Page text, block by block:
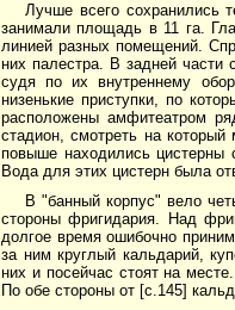
Лучше всего сохранились
занимали площадь в 11 га.
линией разных помещений.
них палестра. В задней части
судя по их внутреннему
низенькие приступки, по
расположены амфитеатром
стадион, смотреть на
повыше находились
Вода для этих цистерн была
В "банный корпус" вело
стороны фригидария. Над
долгое время ошибочно
за ним круглый кальдарий,
них и посейчас стоят на
По обе стороны от [с.145]